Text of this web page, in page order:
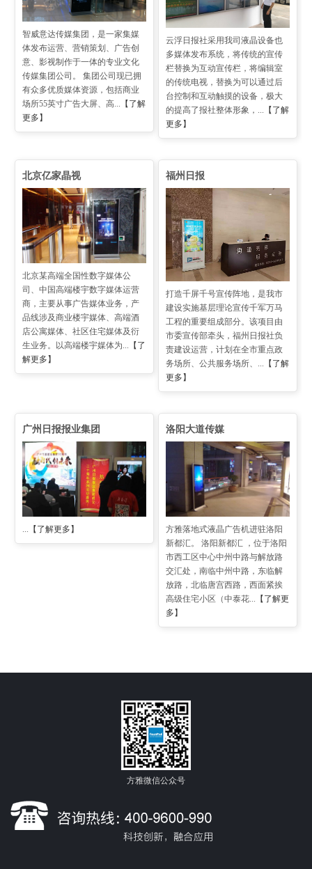
智威意达传媒集团，是一家集媒
体发布运营、营销策划、广告创
意、影视制作于一体的专业文化
传媒集团公司。 集团公司现已拥
有众多优质媒体资源，包括商业
场所55英寸广告大屏、高... 【了解
更多】
云浮日报社采用我司液晶设备也
多媒体发布系统，将传统的宣传
栏替换为互动宣传栏，将编辑室
的传统电视，替换为可以通过后
台控制和互动触摸的设备，极大
的提高了报社整体形象，... 【了解
更多】
北京亿家晶视
北京某高端全国性数字媒体公
司、中国高端楼宇数字媒体运营
商，主要从事广告媒体业务，产
品线涉及商业楼宇媒体、高端酒
店公寓媒体、社区住宅媒体及衍
生业务。以高端楼宇媒体为... 【了
解更多】
福州日报
打造千屏千号宣传阵地，是我市
建设实施基层理论宣传千军万马
工程的重要组成部分。该项目由
市委宣传部牵头，福州日报社负
责建设运营，计划在全市重点政
务场所、公共服务场所、... 【了解
更多】
广州日报报业集团
... 【了解更多】
洛阳大道传媒
方雅落地式液晶广告机进驻洛阳
新都汇。 洛阳新都汇 ，位于洛阳
市西工区中心中州中路与解放路
交汇处，南临中州中路，东临解
放路，北临唐宫西路，西面紧挨
高级住宅小区（中泰花... 【了解更
多】
方雅微信公众号